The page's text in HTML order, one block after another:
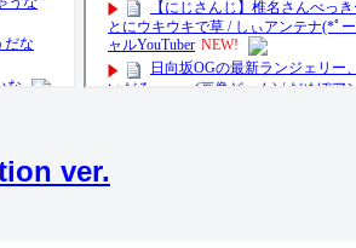
ver.